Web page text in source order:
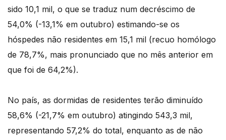
sido 10,1 mil, o que se traduz num decréscimo de
54,0% (-13,1% em outubro) estimando-se os
hóspedes não residentes em 15,1 mil (recuo homólogo
de 78,7%, mais pronunciado que no mês anterior em
que foi de 64,2%).
No país, as dormidas de residentes terão diminuído
58,6% (-21,7% em outubro) atingindo 543,3 mil,
representando 57,2% do total, enquanto as de não